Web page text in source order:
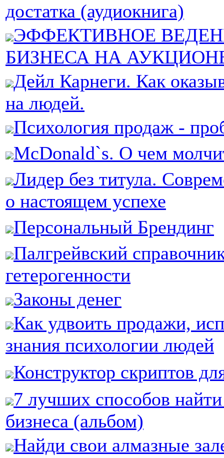
достатка (аудиокнига)
ЭФФЕКТИВНОЕ
БИЗНЕСА НА
Дейл Карнеги. Как
на людей.
Психология продаж -
McDonald`s. О чем
Лидер без титула.
о настоящем успехе
Персональный Брендинг
Палгрейвский
гетерогенности
Законы денег
Как удвоить продажи,
знания психологии людей
Конструктор скриптов
7 лучших способов
бизнеса (альбом)
Найди свои алмазные